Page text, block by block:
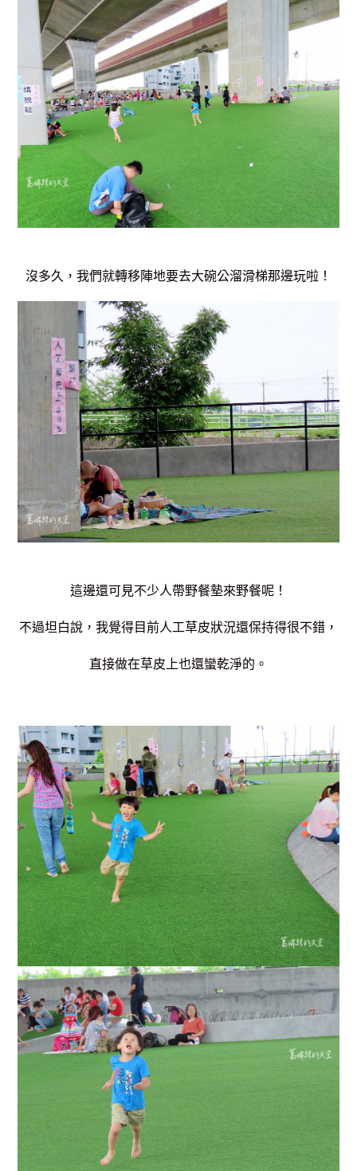
沒多久，我們就轉移陣地要去大碗公溜滑梯那邊玩啦！
這邊還可見不少人帶野餐墊來野餐呢！
不過坦白說，我覺得目前人工草皮狀況還保持得很不錯，
直接做在草皮上也還蠻乾淨的。